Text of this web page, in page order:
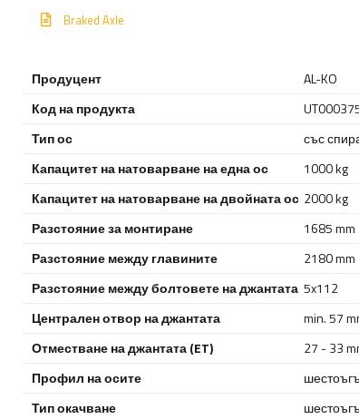
Braked Axle
Продуцент
AL-KO
Код на продукта
Тип ос
със
Капацитет на натоварване на една ос
1000 kg
Капацитет на натоварване на двойната ос 2000 kg
Разстояние за монтиране
1685 mm
Разстояние между главините
2180 mm
Разстояние между болтовете на джантата 5x112
Централен отвор на джантата
min. 57
Отместване на джантата (ET)
27 - 33
Профил на осите
Тип окачване